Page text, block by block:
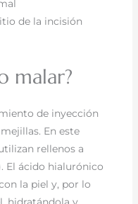
de la incisión
malar?
de inyección
En este
rellenos a
El ácido hialurónico
la piel y, por lo